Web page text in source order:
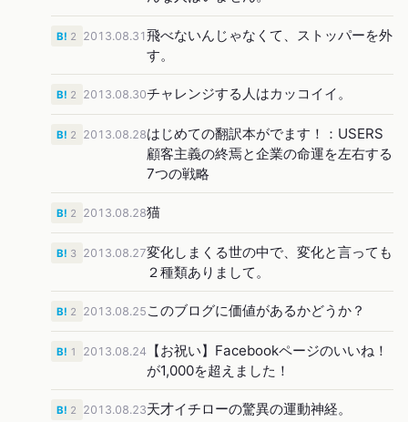
2013.08.31飛べないんじゃなくて、ストッパーを外
す。
B! 2
2013.08.30チャレンジする人はカッコイイ。
B! 2
2013.08.28はじめての翻訳本がでます！：USERS
顧客主義の終焉と企業の命運を左右する
7つの戦略
B! 2
2013.08.28猫
B! 2
2013.08.27変化しまくる世の中で、変化と言っても
２種類ありまして。
B! 3
2013.08.25 このブログに価値があるかどうか？
B! 2
2013.08.24
【お祝い】Facebookページのいいね！
が1,000を超えました！
B! 1
2013.08.23天才イチローの驚異の運動神経。
B! 2